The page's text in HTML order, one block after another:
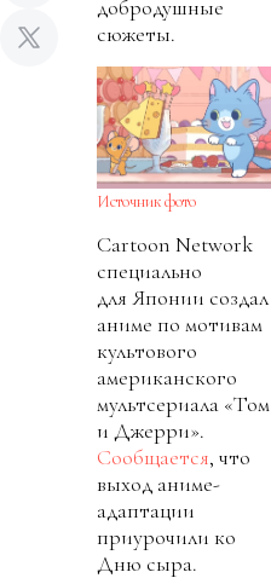
добродушные
сюжеты.
Источник фото
Cartoon Network
специально
для Японии создал
аниме по мотивам
культового
американского
мультсериала «Том
и Джерри».
Сообщается, что
выход аниме-
адаптации
приурочили ко
Дню сыра.